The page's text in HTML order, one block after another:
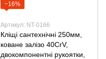
−16%
Артикул: NT-0166
Кліщі сантехнічні 250мм,
коване залізо 40CrV,
двокомпонентнi рукоятки,